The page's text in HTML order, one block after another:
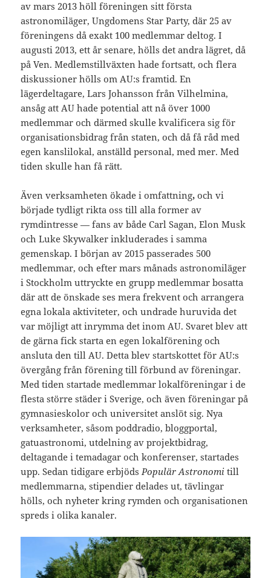
av mars 2013 höll föreningen sitt första
astronomiläger, Ungdomens Star Party, där 25 av
föreningens då exakt 100 medlemmar deltog. I
augusti 2013, ett år senare, hölls det andra lägret, då
på Ven. Medlemstillväxten hade fortsatt, och flera
diskussioner hölls om AU:s framtid. En
lägerdeltagare, Lars Johansson från Vilhelmina,
ansåg att AU hade potential att nå över 1000
medlemmar och därmed skulle kvalificera sig för
organisationsbidrag från staten, och då få råd med
egen kanslilokal, anställd personal, med mer. Med
tiden skulle han få rätt.
Även verksamheten ökade i omfattning, och vi
började tydligt rikta oss till alla former av
rymdintresse — fans av både Carl Sagan, Elon Musk
och Luke Skywalker inkluderades i samma
gemenskap. I början av 2015 passerades 500
medlemmar, och efter mars månads astronomiläger
i Stockholm uttryckte en grupp medlemmar bosatta
där att de önskade ses mera frekvent och arrangera
egna lokala aktiviteter, och undrade huruvida det
var möjligt att inrymma det inom AU. Svaret blev att
de gärna fick starta en egen lokalförening och
ansluta den till AU. Detta blev startskottet för AU:s
övergång från förening till förbund av föreningar.
Med tiden startade medlemmar lokalföreningar i de
flesta större städer i Sverige, och även föreningar på
gymnasieskolor och universitet anslöt sig. Nya
verksamheter, såsom poddradio, bloggportal,
gatuastronomi, utdelning av projektbidrag,
deltagande i temadagar och konferenser, startades
upp. Sedan tidigare erbjödsPopulär Astronomi till
medlemmarna, stipendier delades ut, tävlingar
hölls, och nyheter kring rymden och organisationen
spreds i olika kanaler.